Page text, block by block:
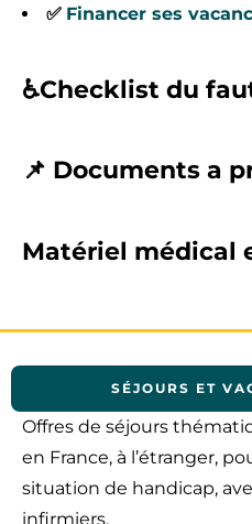
✅ Financer ses
♿Checklist du
📌 Documents a
Matériel médical
SÉJOURS ET
Offres de séjours
en France, à l’étranger,
situation de handicap,
infirmiers.